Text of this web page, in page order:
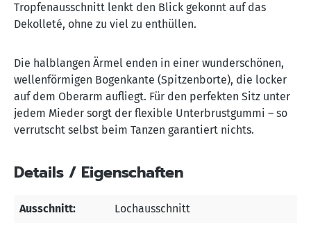
Tropfenausschnitt lenkt den Blick gekonnt auf das
Dekolleté, ohne zu viel zu enthüllen.
Die halblangen Ärmel enden in einer wunderschönen,
wellenförmigen Bogenkante (Spitzenborte), die locker
auf dem Oberarm aufliegt. Für den perfekten Sitz unter
jedem Mieder sorgt der flexible Unterbrustgummi – so
verrutscht selbst beim Tanzen garantiert nichts.
Details / Eigenschaften
Ausschnitt: Lochausschnitt